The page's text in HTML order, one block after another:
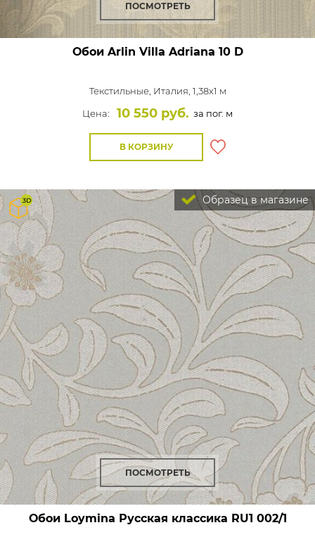
ПОСМОТРЕТЬ
Обои Arlin Villa Adriana 10 D
Текстильные, Италия, 1,38x1 м
Цена:
10 550 руб. за пог. м
В КОРЗИНУ
Образец в магазине
ПОСМОТРЕТЬ
Обои Loymina Русская классика RU1 002/1